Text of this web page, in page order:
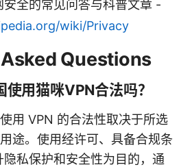
安全的常见问答与科普文章 -
wiki/Privacy
Questions
用猫咪VPN合法吗？
用 VPN 的合法性取决于所选
途。使用经许可、具备合规条
私保护和安全性为目的，通